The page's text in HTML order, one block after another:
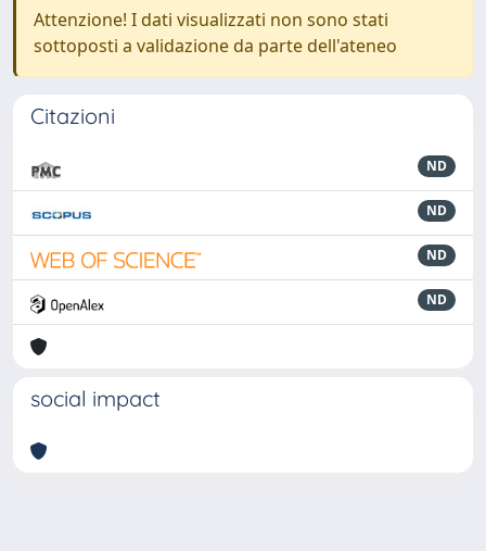
Attenzione! I dati visualizzati non sono stati
sottoposti a validazione da parte dell'ateneo
Citazioni
ND
ND
ND
ND
social impact